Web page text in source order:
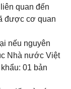
quan đến
được cơ quan
nếu nguyên
Nhà nước Việt
01 bản